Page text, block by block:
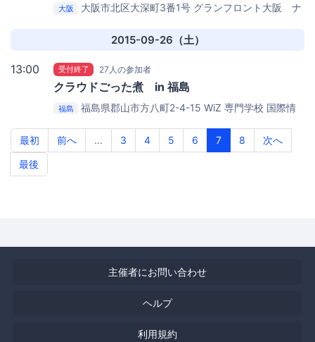
大阪
大阪市北区大深町3番1号 グランフロント大阪 ナ
2015-09-26（土）
13:00 受付終了 27人の参加者
クラウドごった煮 in 福島
福島 福島県郡山市方八町2-4-15 WiZ 専門学校 国際情
します)
最初 前へ ... 3 4 5 6 7 8
次へ
最後
主催者にお問い合わせ
ヘルプ
利用規約